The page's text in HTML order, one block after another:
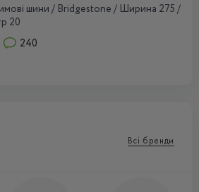
шини / Bridgestone / Ширина 275 /
20
240
Всі бренди